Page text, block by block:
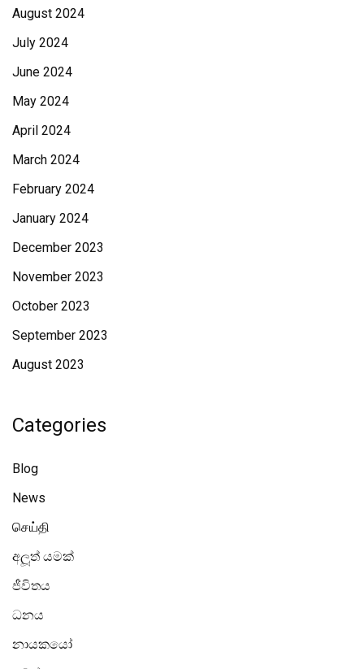
August 2024
July 2024
June 2024
May 2024
April 2024
March 2024
February 2024
January 2024
December 2023
November 2023
October 2023
September 2023
August 2023
Categories
Blog
News
செய்தி
අලූත් යමක්
ජීවිතය
ධනය
නායකයෝ